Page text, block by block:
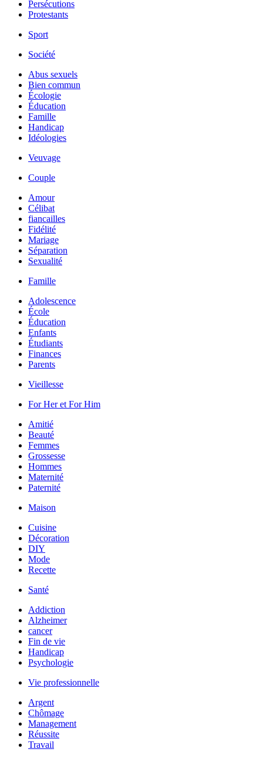
Persécutions
Protestants
Sport
Société
Abus sexuels
Bien commun
Écologie
Éducation
Famille
Handicap
Idéologies
Veuvage
Couple
Amour
Célibat
fiancailles
Fidélité
Mariage
Séparation
Sexualité
Famille
Adolescence
École
Éducation
Enfants
Étudiants
Finances
Parents
Vieillesse
For Her et For Him
Amitié
Beauté
Femmes
Grossesse
Hommes
Maternité
Paternité
Maison
Cuisine
Décoration
DIY
Mode
Recette
Santé
Addiction
Alzheimer
cancer
Fin de vie
Handicap
Psychologie
Vie professionnelle
Argent
Chômage
Management
Réussite
Travail